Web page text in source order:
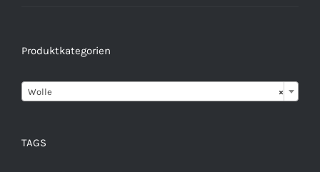
Produktkategorien
×
Wolle
TAGS